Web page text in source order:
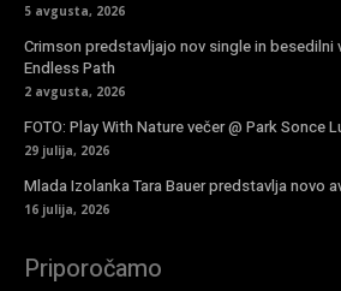
5 avgusta, 2026
Crimson predstavljajo nov single in besedilni
Endless Path
2 avgusta, 2026
FOTO: Play With Nature večer @ Park Sonce
29 julija, 2026
Mlada Izolanka Tara Bauer predstavlja novo
16 julija, 2026
Priporočamo